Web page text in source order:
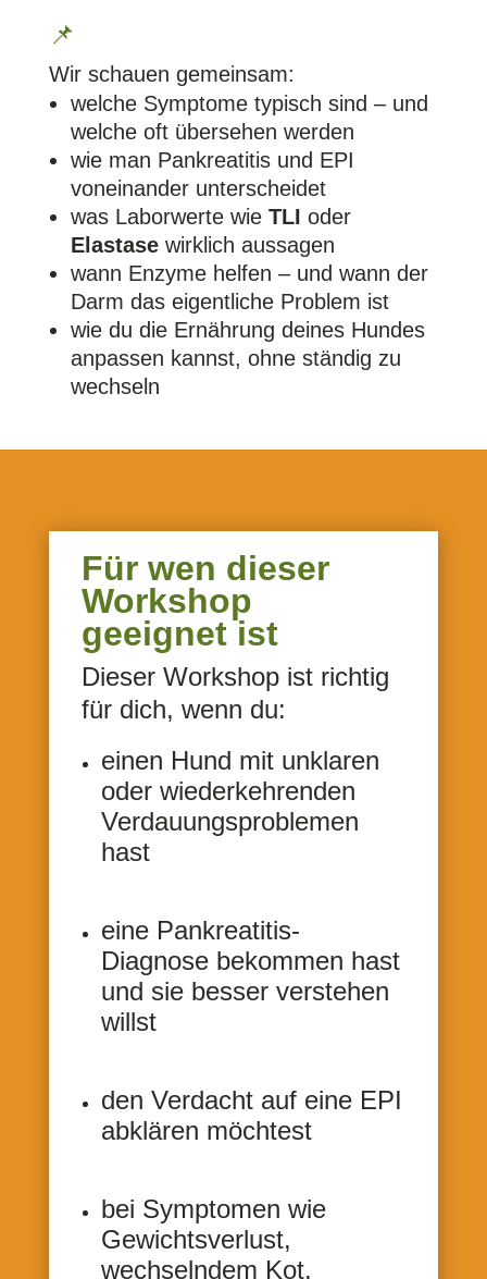
📌
Wir schauen gemeinsam:
welche Symptome typisch sind – und
welche oft übersehen werden
wie man Pankreatitis und EPI
voneinander unterscheidet
was Laborwerte wie TLI oder
Elastasewirklich aussagen
wann Enzyme helfen – und wann der
Darm das eigentliche Problem ist
wie du die Ernährung deines Hundes
anpassen kannst, ohne ständig zu
wechseln
Für wen dieser
Workshop
geeignet ist
Dieser Workshop ist richtig
für dich, wenn du:
einen Hund mit unklaren
oder wiederkehrenden
Verdauungsproblemen
hast
eine Pankreatitis-
Diagnose bekommen hast
und sie besser verstehen
willst
den Verdacht auf eine EPI
abklären möchtest
bei Symptomen wie
Gewichtsverlust,
wechselndem Kot,